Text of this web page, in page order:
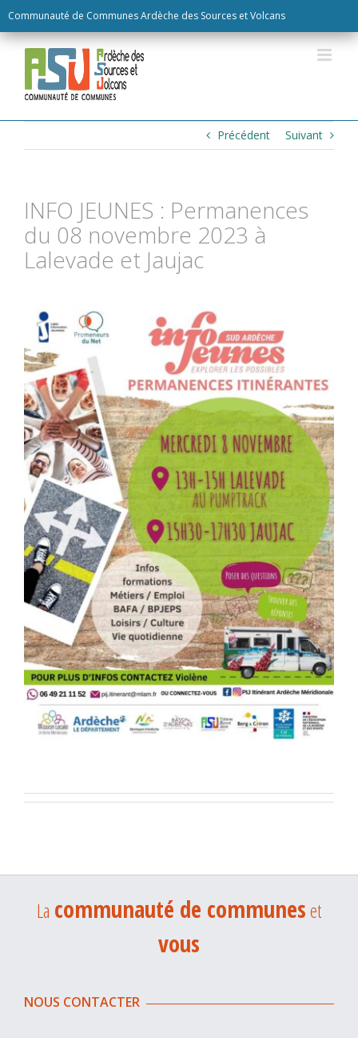
Communauté de Communes Ardèche des Sources et Volcans
to
content
Précédent Suivant
INFO JEUNES : Permanences
du 08 novembre 2023 à
Lalevade et Jaujac
La communauté de communeset
vous
NOUS CONTACTER